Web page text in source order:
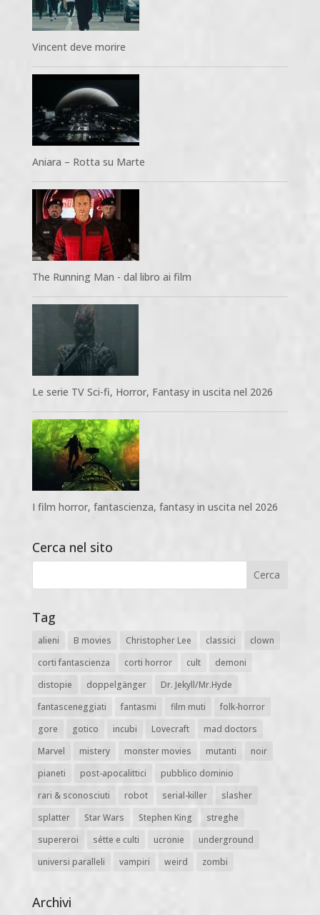
Vincent deve morire
Aniara – Rotta su Marte
The Running Man - dal libro ai film
Le serie TV Sci-fi, Horror, Fantasy in uscita nel 2026
I film horror, fantascienza, fantasy in uscita nel 2026
Cerca nel sito
Tag
alieni B movies Christopher Lee classici
clown
corti fantascienza
corti horror cult
demoni
distopie
doppelgänger
Dr. Jekyll/Mr.Hyde
fantasceneggiati
fantasmi film muti
folk-horror
gore
gotico incubi Lovecraft
mad doctors
Marvel
mistery monster movies mutanti
noir
pianeti
post-apocalittici
pubblico dominio
rari & sconosciuti
robot serial-killer
slasher
splatter
Star Wars Stephen King
streghe
supereroi
sétte e culti ucronie
underground
universi paralleli
vampiri weird zombi
Archivi